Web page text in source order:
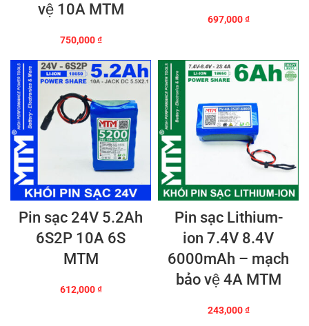
vệ 10A MTM
750,000₫
697,000₫
Pin sạc 24V 5.2Ah
6S2P 10A 6S
MTM
612,000₫
Pin sạc Lithium-
ion 7.4V 8.4V
6000mAh – mạch
bảo vệ 4A MTM
243,000₫